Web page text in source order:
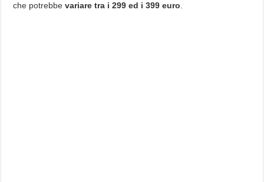
che potrebbevariare tra i 299 ed i 399 euro